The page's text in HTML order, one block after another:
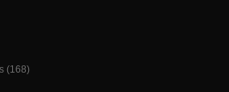
(168)